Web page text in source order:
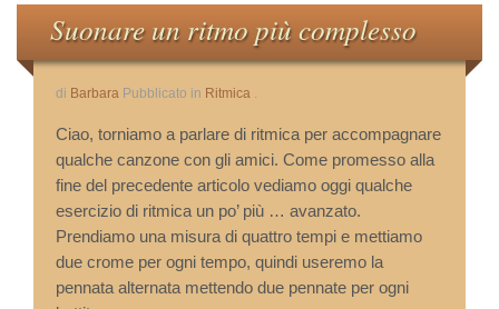
Suonare un ritmo più complesso
di Barbara Pubblicato in Ritmica .
Ciao, torniamo a parlare di ritmica per accompagnare
qualche canzone con gli amici. Come promesso alla
fine del precedente articolo vediamo oggi qualche
esercizio di ritmica un po’ più … avanzato.
Prendiamo una misura di quattro tempi e mettiamo
due crome per ogni tempo, quindi useremo la
pennata alternata mettendo due pennate per ogni